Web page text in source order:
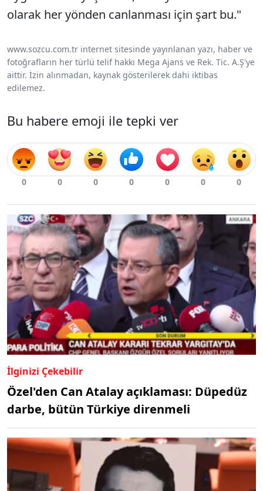
olarak her yönden canlanması için şart bu."
www.sozcu.com.tr internet sitesinde yayınlanan yazı, haber ve
fotoğrafların her türlü telif hakkı Mega Ajans ve Rek. Tic. A.Ş'ye
aittir. İzin alınmadan, kaynak gösterilerek dahi iktibas
edilemez.
Bu habere emoji ile tepki ver
İlginizi Çekebilir
Özel'den Can Atalay açıklaması: Düpedüz
darbe, bütün Türkiye direnmeli